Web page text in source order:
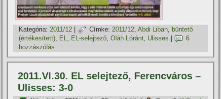
Kategória: 2011/12 | Címke: 2011/12,Abdi Liban, büntető
(értékesí­tett), EL, EL-selejtező,Oláh Lóránt, Ulisses
6
hozzászólás
2011.VI.30. EL selejtező, Ferencváros –
Ulisses: 3-0